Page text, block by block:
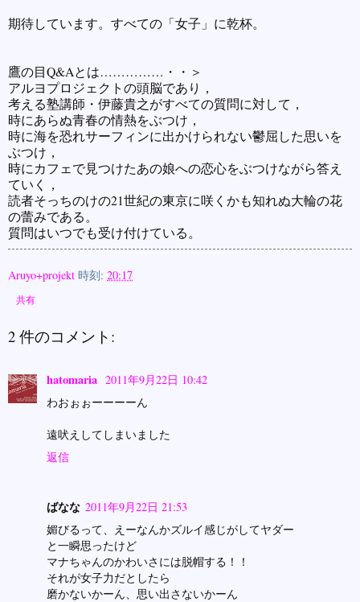
期待しています。すべての「女子」に乾杯。
鷹の目Q&Aとは……………・・＞
アルヨプロジェクトの頭脳であり，
考える塾講師・伊藤貴之がすべての質問に対して，
時にあらぬ青春の情熱をぶつけ，
時に海を恐れサーフィンに出かけられない鬱屈した思いを
ぶつけ，
時にカフェで見つけたあの娘への恋心をぶつけながら答え
ていく，
読者そっちのけの21世紀の東京に咲くかも知れぬ大輪の花
の蕾みである。
質問はいつでも受け付けている。
Aruyo+projekt 時刻: 20:17
共有
2 件のコメント:
hatomaria 2011年9月22日 10:42
わおぉぉーーーーん
遠吠えしてしまいました
返信
ばなな 2011年9月22日 21:53
媚びるって、えーなんかズルイ感じがしてヤダー
と一瞬思ったけど
マナちゃんのかわいさには脱帽する！！
それが女子力だとしたら
磨かないかーん、思い出さないかーん